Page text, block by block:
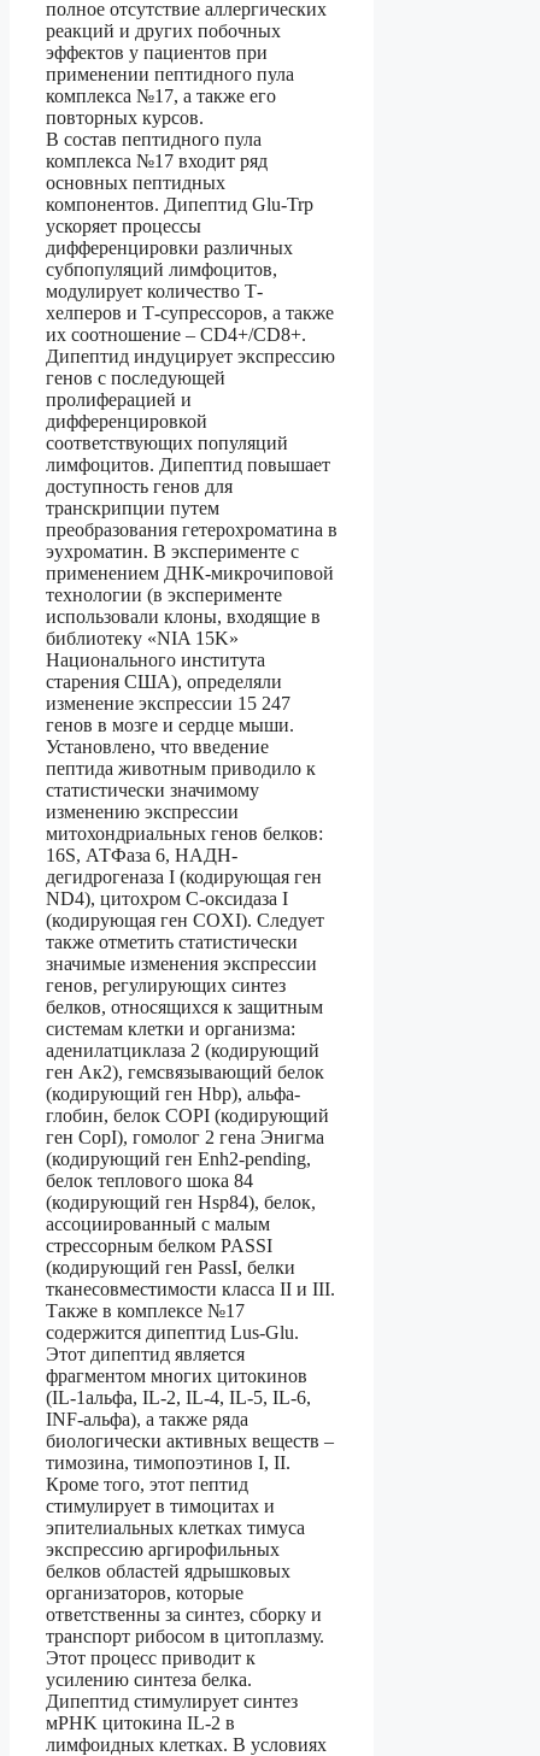
полное отсутствие аллергических
реакций и других побочных
эффектов у пациентов при
применении пептидного пула
комплекса №17, а также его
повторных курсов.
В состав пептидного пула
комплекса №17 входит ряд
основных пептидных
компонентов. Дипептид Glu-Trp
ускоряет процессы
дифференцировки различных
субпопуляций лимфоцитов,
модулирует количество Т-
хелперов и Т-супрессоров, а также
их соотношение – CD4+/CD8+.
Дипептид индуцирует экспрессию
генов с последующей
пролиферацией и
дифференцировкой
соответствующих популяций
лимфоцитов. Дипептид повышает
доступность генов для
транскрипции путем
преобразования гетерохроматина в
эухроматин. В эксперименте с
применением ДНК-микрочиповой
технологии (в эксперименте
использовали клоны, входящие в
библиотеку «NIA 15K»
Национального института
старения США), определяли
изменение экспрессии 15 247
генов в мозге и сердце мыши.
Установлено, что введение
пептида животным приводило к
статистически значимому
изменению экспрессии
митохондриальных генов белков:
16S, АТФаза 6, НАДН-
дегидрогеназа I (кодирующая ген
ND4), цитохром С-оксидаза I
(кодирующая ген СOXI). Следует
также отметить статистически
значимые изменения экспрессии
генов, регулирующих синтез
белков, относящихся к защитным
системам клетки и организма:
аденилатциклаза 2 (кодирующий
ген Ак2), гемсвязывающий белок
(кодирующий ген Hbp), альфа-
глобин, белок СОРI (кодирующий
ген CopI), гомолог 2 гена Энигма
(кодирующий ген Enh2-pending,
белок теплового шока 84
(кодирующий ген Hsp84), белок,
ассоциированный с малым
стрессорным белком PASSI
(кодирующий ген PassI, белки
тканесовместимости класса II и III.
Также в комплексе №17
содержится дипептид Lus-Glu.
Этот дипептид является
фрагментом многих цитокинов
(IL-1альфа, IL-2, IL-4, IL-5, IL-6,
INF-альфа), а также ряда
биологически активных веществ –
тимозина, тимопоэтинов I, II.
Кроме того, этот пептид
стимулирует в тимоцитах и
эпителиальных клетках тимуса
экспрессию аргирофильных
белков областей ядрышковых
организаторов, которые
ответственны за синтез, сборку и
транспорт рибосом в цитоплазму.
Этот процесс приводит к
усилению синтеза белка.
Дипептид стимулирует синтез
мPHK цитокина IL-2 в
лимфоидных клетках. В условиях